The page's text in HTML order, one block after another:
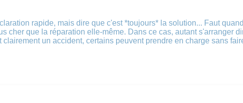
rapide, mais dire que c'est *toujours* la solution... Faut
cher que la réparation elle-même. Dans ce cas, autant s'arranger
clairement un accident, certains peuvent prendre en charge sans